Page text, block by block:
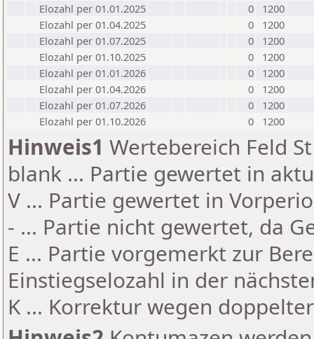
Elozahl per 01.01.2025
0
1200
Elozahl per 01.04.2025
0
1200
Elozahl per 01.07.2025
0
1200
Elozahl per 01.10.2025
0
1200
Elozahl per 01.01.2026
0
1200
Elozahl per 01.04.2026
0
1200
Elozahl per 01.07.2026
0
1200
Elozahl per 01.10.2026
0 1200
Hinweis1 Wertebereich Feld
blank ... Partie gewertet in
V ... Partie gewertet in
- ... Partie nicht gewertet, da
E ... Partie vorgemerkt zur
Einstiegselozahl in der
K ... Korrektur wegen